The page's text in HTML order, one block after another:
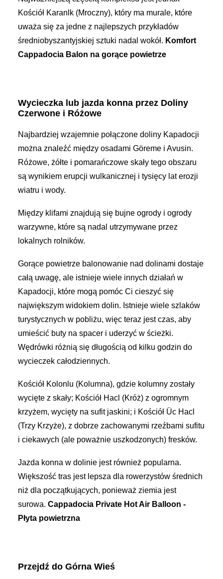
Kościół Karanlk (Mroczny), który ma murale, które
uważa się za jedne z najlepszych przykładów
średniobyszantyjskiej sztuki nadal wokół. Komfort
Cappadocia Balon na gorące powietrze
Wycieczka lub jazda konna przez Doliny
Czerwone i Różowe
Najbardziej wzajemnie połączone doliny Kapadocji
można znaleźć między osadami Göreme i Avusin.
Różowe, żółte i pomarańczowe skały tego obszaru
są wynikiem erupcji wulkanicznej i tysięcy lat erozji
wiatru i wody.
Między klifami znajdują się bujne ogrody i ogrody
warzywne, które są nadal utrzymywane przez
lokalnych rolników.
Gorące powietrze balonowanie nad dolinami dostaje
całą uwagę, ale istnieje wiele innych działań w
Kapadocji, które mogą pomóc Ci cieszyć się
największym widokiem dolin. Istnieje wiele szlaków
turystycznych w pobliżu, więc teraz jest czas, aby
umieścić buty na spacer i uderzyć w ścieżki.
Wędrówki różnią się długością od kilku godzin do
wycieczek całodziennych.
Kościół Kolonlu (Kolumna), gdzie kolumny zostały
wycięte z skały; Kościół Hacl (Króż) z ogromnym
krzyżem, wycięty na sufit jaskini; i Kościół Üc Hacl
(Trzy Krzyże), z dobrze zachowanymi rzeźbami sufitu
i ciekawych (ale poważnie uszkodzonych) fresków.
Jazda konna w dolinie jest również popularna.
Większość tras jest lepsza dla rowerzystów średnich
niż dla początkujących, ponieważ ziemia jest
surowa. Cappadocia Private Hot Air Balloon -
Płyta powietrzna
Przejdź do Górna Wieś